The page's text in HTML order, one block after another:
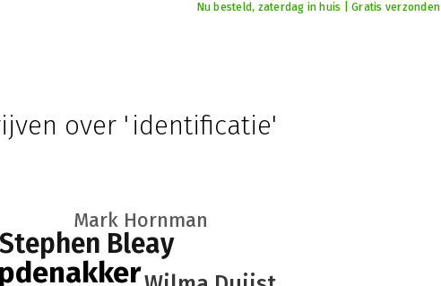
Nu besteld, zaterdag in huis | Gratis verzonden
over 'identificatie'
Stephen Bleay
Mark Hornman